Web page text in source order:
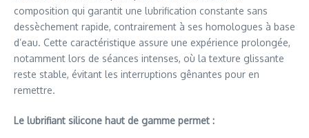
composition qui garantit une lubrification constante sans
dessèchement rapide, contrairement à ses homologues à base
d’eau. Cette caractéristique assure une expérience prolongée,
notamment lors de séances intenses, où la texture glissante
reste stable, évitant les interruptions gênantes pour en
remettre.
Le lubrifiant silicone haut de gamme permet :